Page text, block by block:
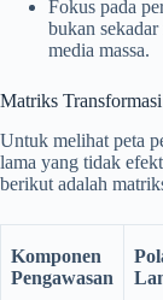
Fokus pada
bukan
media massa.
Matriks
Untuk melihat peta
lama yang tidak
berikut adalah
Komponen
Pengawasan